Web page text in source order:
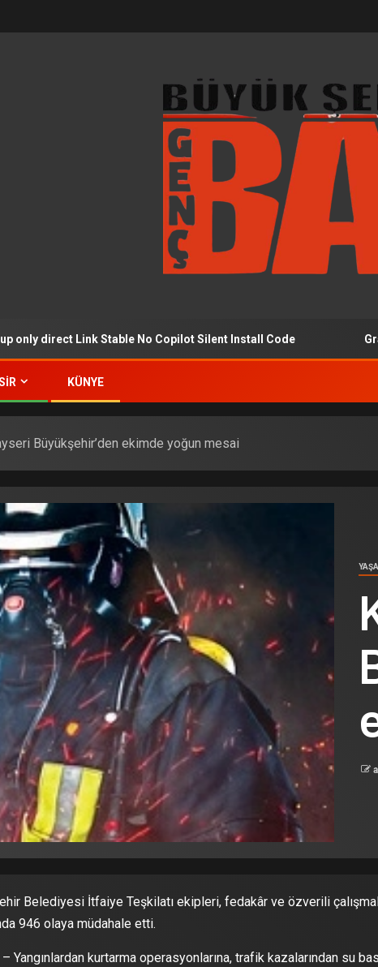
Link Stable No Copilot Silent Install Code Grand
KÜNYE
Büyükşehir’den ekimde yoğun mesai
Belediyesi İtfaiye Teşkilatı ekipleri, fedakâr ve özverili
946 olaya müdahale etti.
– Yangınlardan kurtarma operasyonlarına, trafik kazalarından su